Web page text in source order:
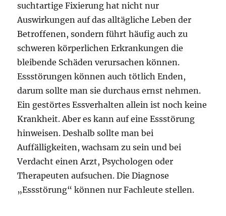
suchtartige Fixierung hat nicht nur
Auswirkungen auf das alltägliche Leben der
Betroffenen, sondern führt häufig auch zu
schweren körperlichen Erkrankungen die
bleibende Schäden verursachen können.
Essstörungen können auch tötlich Enden,
darum sollte man sie durchaus ernst nehmen.
Ein gestörtes Essverhalten allein ist noch keine
Krankheit. Aber es kann auf eine Essstörung
hinweisen. Deshalb sollte man bei
Auffälligkeiten, wachsam zu sein und bei
Verdacht einen Arzt, Psychologen oder
Therapeuten aufsuchen. Die Diagnose
„Essstörung“ können nur Fachleute stellen.